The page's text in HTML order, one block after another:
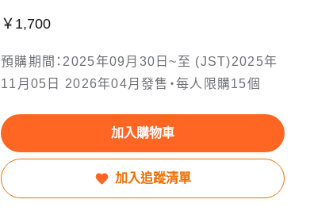
￥1,700
預購期間：2025年09月30日~至 (JST)2025年
11月05日 2026年04月發售・每人限購15個
加入購物車
加入追蹤清單